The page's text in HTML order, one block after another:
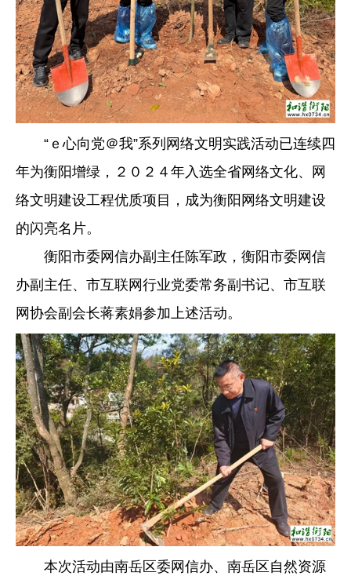
“ｅ心向党＠我”系列网络文明实践活动已连续四
年为衡阳增绿，２０２４年入选全省网络文化、网
络文明建设工程优质项目，成为衡阳网络文明建设
的闪亮名片。
衡阳市委网信办副主任陈军政，衡阳市委网信
办副主任、市互联网行业党委常务副书记、市互联
网协会副会长蒋素娟参加上述活动。
本次活动由南岳区委网信办、南岳区自然资源